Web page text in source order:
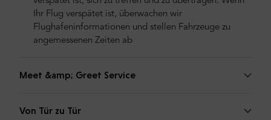
Ihr Flug verspätet ist, überwachen wir
Flughafeninformationen und stellen Fahrzeuge zu
angemessenen Zeiten ab
Meet &amp; Greet Service
Von Tür zu Tür